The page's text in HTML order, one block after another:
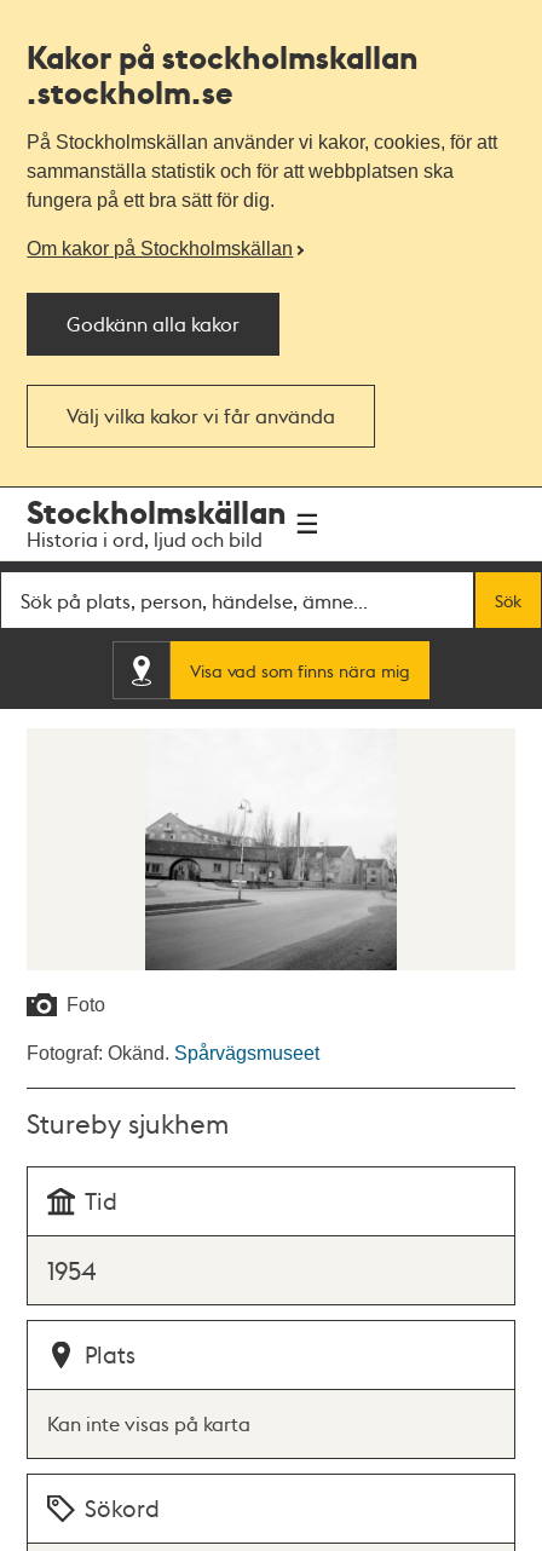
Kakor på stockholmskallan
.stockholm.se
På Stockholmskällan använder vi kakor, cookies, för att
sammanställa statistik och för att webbplatsen ska
fungera på ett bra sätt för dig.
Om kakor på Stockholmskällan
Godkänn alla kakor
Välj vilka kakor vi får använda
navigationen
huvudinnehållet
Stockholmskällan
Historia i ord, ljud och bild
Sök
Visa vad som finns nära mig
Foto
Fotograf: Okänd. Spårvägsmuseet
Stureby sjukhem
Tid
1954
Plats
Kan inte visas på karta
Sökord